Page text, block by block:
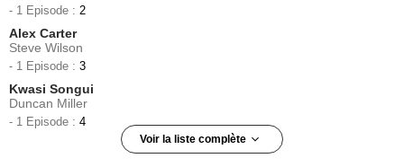
- 1 Episode : 2
Alex Carter
Steve Wilson
- 1 Episode : 3
Kwasi Songui
Duncan Miller
- 1 Episode : 4
Voir la liste complète